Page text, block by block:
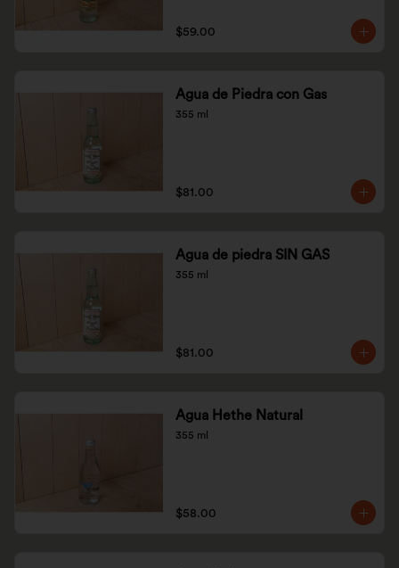
$59.00
Agua de Piedra con Gas
355 ml
$81.00
Agua de piedra SIN GAS
355 ml
$81.00
Agua Hethe Natural
355 ml
$58.00